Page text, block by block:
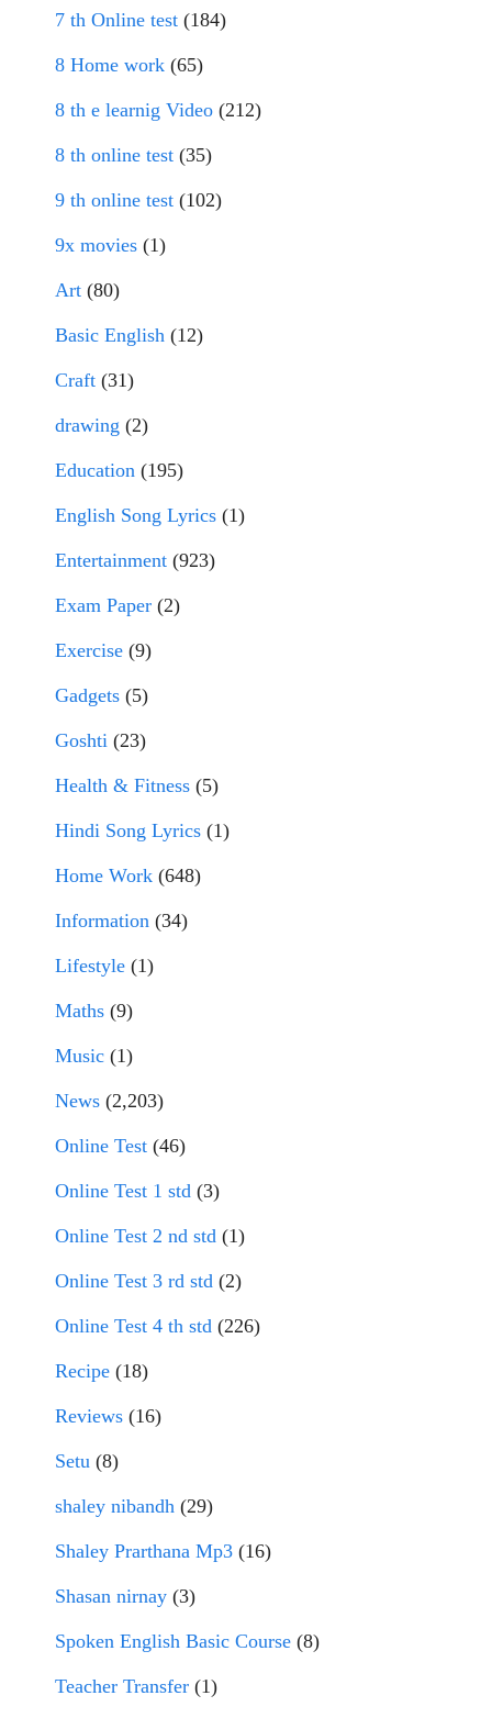
7 th Online test (184)
8 Home work (65)
8 th e learnig Video (212)
8 th online test (35)
9 th online test (102)
9x movies (1)
Art (80)
Basic English (12)
Craft (31)
drawing (2)
Education (195)
English Song Lyrics (1)
Entertainment (923)
Exam Paper (2)
Exercise (9)
Gadgets (5)
Goshti (23)
Health & Fitness (5)
Hindi Song Lyrics (1)
Home Work (648)
Information (34)
Lifestyle (1)
Maths (9)
Music (1)
News (2,203)
Online Test (46)
Online Test 1 std (3)
Online Test 2 nd std (1)
Online Test 3 rd std (2)
Online Test 4 th std (226)
Recipe (18)
Reviews (16)
Setu (8)
shaley nibandh (29)
Shaley Prarthana Mp3 (16)
Shasan nirnay (3)
Spoken English Basic Course (8)
Teacher Transfer (1)